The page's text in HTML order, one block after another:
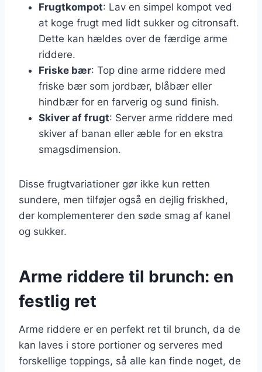
Frugtkompot: Lav en simpel kompot ved
at koge frugt med lidt sukker og citronsaft.
Dette kan hældes over de færdige arme
riddere.
Friske bær: Top dine arme riddere med
friske bær som jordbær, blåbær eller
hindbær for en farverig og sund finish.
Skiver af frugt: Server arme riddere med
skiver af banan eller æble for en ekstra
smagsdimension.
Disse frugtvariationer gør ikke kun retten
sundere, men tilføjer også en dejlig friskhed,
der komplementerer den søde smag af kanel
og sukker.
Arme riddere til brunch: en
festlig ret
Arme riddere er en perfekt ret til brunch, da de
kan laves i store portioner og serveres med
forskellige toppings, så alle kan finde noget, de